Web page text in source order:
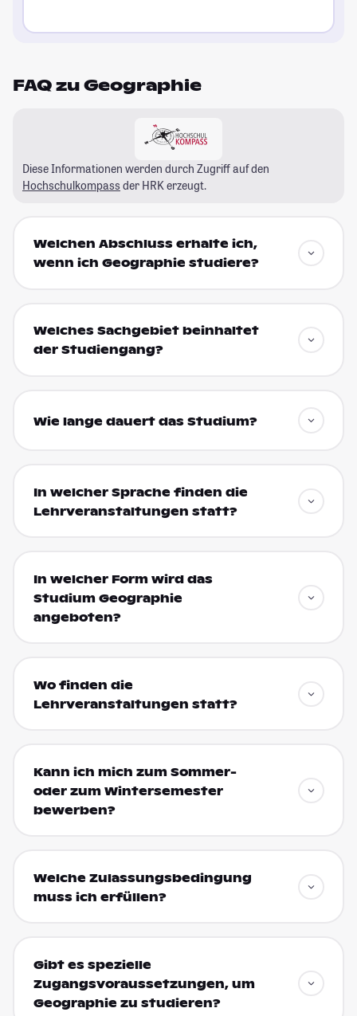
FAQ zu Geographie
Diese Informationen werden durch Zugriff auf den
Hochschulkompass der HRK erzeugt.
Welchen Abschluss erhalte ich,
wenn ich Geographie studiere?
Welches Sachgebiet beinhaltet
der Studiengang?
Wie lange dauert das Studium?
In welcher Sprache finden die
Lehrveranstaltungen statt?
In welcher Form wird das
Studium Geographie
angeboten?
Wo finden die
Lehrveranstaltungen statt?
Kann ich mich zum Sommer-
oder zum Wintersemester
bewerben?
Welche Zulassungsbedingung
muss ich erfüllen?
Gibt es spezielle
Zugangsvoraussetzungen, um
Geographie zu studieren?